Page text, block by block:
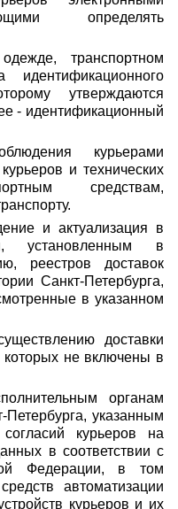
определять
транспортном
утверждаются
- идентификационный
курьерами
и технических
средствам,
и актуализация в
установленным в
реестров доставок
Санкт-Петербурга,
в указанном
доставки
которых не включены в
органам
Петербурга, указанным
курьеров на
в соответствии с
Федерации, в том
автоматизации
курьеров и их